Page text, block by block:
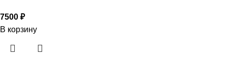
7500 ₽
В корзину